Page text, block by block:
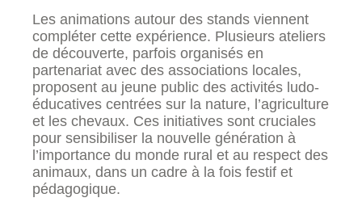
Les animations autour des stands viennent
compléter cette expérience. Plusieurs ateliers
de découverte, parfois organisés en
partenariat avec des associations locales,
proposent au jeune public des activités ludo-
éducatives centrées sur la nature, l’agriculture
et les chevaux. Ces initiatives sont cruciales
pour sensibiliser la nouvelle génération à
l’importance du monde rural et au respect des
animaux, dans un cadre à la fois festif et
pédagogique.